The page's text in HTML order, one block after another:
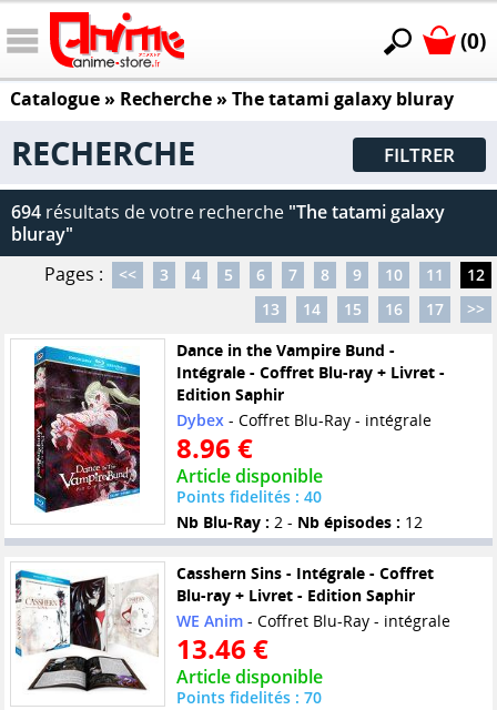
(0)
Catalogue» Recherche » The tatami galaxy bluray
RECHERCHE FILTRER
694 résultats de votre recherche "The tatami galaxy
bluray"
Pages :
<< 3 4 5 6 7 8 9 10 11
12
13
14 15 16 17
>>
Dance in the Vampire Bund -
Intégrale - Coffret Blu-ray + Livret -
Edition Saphir
Dybex- Coffret Blu-Ray - intégrale
8.96 €
Article disponible
Points fidelités : 40
Nb Blu-Ray : 2 - Nb épisodes : 12
Casshern Sins - Intégrale - Coffret
Blu-ray + Livret - Edition Saphir
WE Anim- Coffret Blu-Ray - intégrale
13.46 €
Article disponible
Points fidelités : 70